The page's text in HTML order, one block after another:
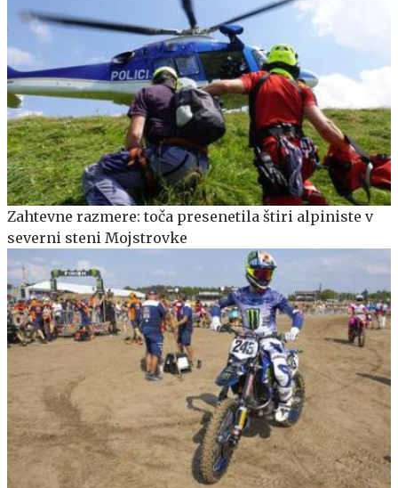
Zahtevne razmere: toča presenetila štiri alpiniste v
severni steni Mojstrovke